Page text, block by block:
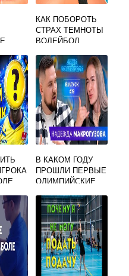
КАК ПОБОРОТЬ
СТРАХ ТЕМНОТЫ
ВОЛЕЙБОЛ
В КАКОМ ГОДУ
ПРОШЛИ ПЕРВЫЕ
ОЛИМПИЙСКИЕ
ПО ВОЛЕЙБОЛУ